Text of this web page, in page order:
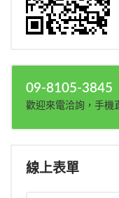
09-8105-3845
歡迎來電洽詢，手機
線上表單